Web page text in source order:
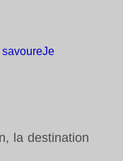
savoureJe
la destination